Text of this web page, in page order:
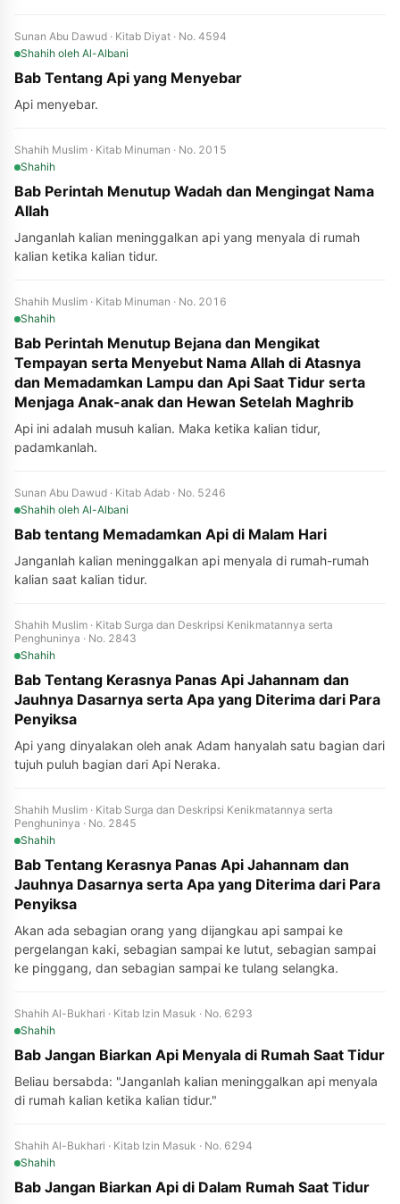
Sunan Abu Dawud · Kitab Diyat · No. 4594
Shahih oleh Al-Albani
Bab Tentang Api yang Menyebar
Api menyebar.
Shahih Muslim · Kitab Minuman · No. 2015
Shahih
Bab Perintah Menutup Wadah dan Mengingat Nama
Allah
Janganlah kalian meninggalkan api yang menyala di rumah
kalian ketika kalian tidur.
Shahih Muslim · Kitab Minuman · No. 2016
Shahih
Bab Perintah Menutup Bejana dan Mengikat
Tempayan serta Menyebut Nama Allah di Atasnya
dan Memadamkan Lampu dan Api Saat Tidur serta
Menjaga Anak-anak dan Hewan Setelah Maghrib
Api ini adalah musuh kalian. Maka ketika kalian tidur,
padamkanlah.
Sunan Abu Dawud · Kitab Adab · No. 5246
Shahih oleh Al-Albani
Bab tentang Memadamkan Api di Malam Hari
Janganlah kalian meninggalkan api menyala di rumah-rumah
kalian saat kalian tidur.
Shahih Muslim · Kitab Surga dan Deskripsi Kenikmatannya serta
Penghuninya · No. 2843
Shahih
Bab Tentang Kerasnya Panas Api Jahannam dan
Jauhnya Dasarnya serta Apa yang Diterima dari Para
Penyiksa
Api yang dinyalakan oleh anak Adam hanyalah satu bagian dari
tujuh puluh bagian dari Api Neraka.
Shahih Muslim · Kitab Surga dan Deskripsi Kenikmatannya serta
Penghuninya · No. 2845
Shahih
Bab Tentang Kerasnya Panas Api Jahannam dan
Jauhnya Dasarnya serta Apa yang Diterima dari Para
Penyiksa
Akan ada sebagian orang yang dijangkau api sampai ke
pergelangan kaki, sebagian sampai ke lutut, sebagian sampai
ke pinggang, dan sebagian sampai ke tulang selangka.
Shahih Al-Bukhari · Kitab Izin Masuk · No. 6293
Shahih
Bab Jangan Biarkan Api Menyala di Rumah Saat Tidur
Beliau bersabda: "Janganlah kalian meninggalkan api menyala
di rumah kalian ketika kalian tidur."
Shahih Al-Bukhari · Kitab Izin Masuk · No. 6294
Shahih
Bab Jangan Biarkan Api di Dalam Rumah Saat Tidur